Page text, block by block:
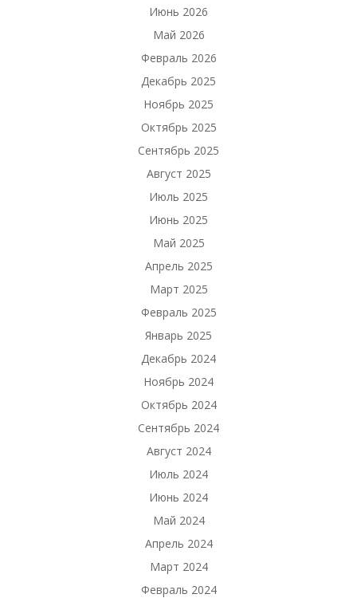
Июнь 2026
Май 2026
Февраль 2026
Декабрь 2025
Ноябрь 2025
Октябрь 2025
Сентябрь 2025
Август 2025
Июль 2025
Июнь 2025
Май 2025
Апрель 2025
Март 2025
Февраль 2025
Январь 2025
Декабрь 2024
Ноябрь 2024
Октябрь 2024
Сентябрь 2024
Август 2024
Июль 2024
Июнь 2024
Май 2024
Апрель 2024
Март 2024
Февраль 2024